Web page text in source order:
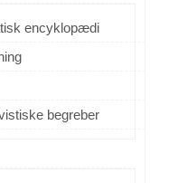
encyklopædi
begreber